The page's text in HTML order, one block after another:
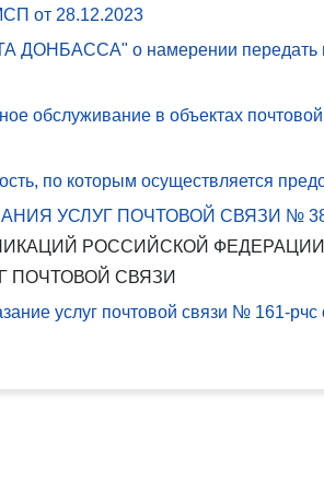
от 28.12.2023
о намерении передать в
обслуживание в объектах
по которым осуществляется
УСЛУГ ПОЧТОВОЙ СВЯЗИ №
РОССИЙСКОЙ ФЕДЕРАЦИИ
ПОЧТОВОЙ СВЯЗИ
услуг почтовой связи № 161-рчс